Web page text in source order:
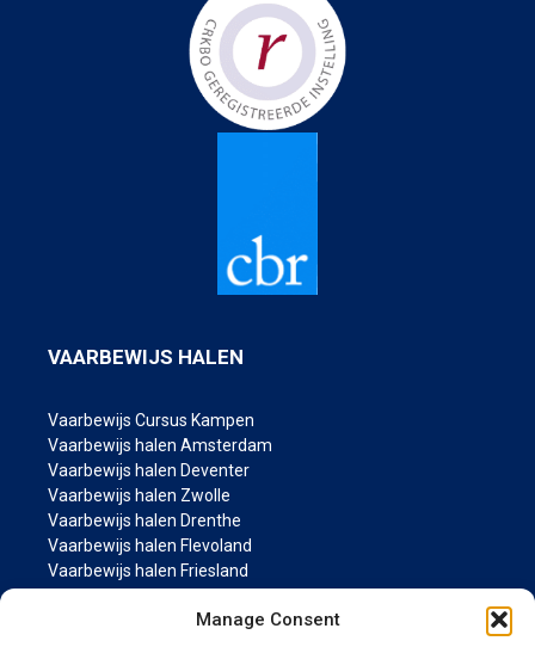
Manage Consent
VAARBEWIJS HALEN
Vaarbewijs Cursus Kampen
Vaarbewijs halen Amsterdam
Vaarbewijs halen Deventer
Vaarbewijs halen Zwolle
Vaarbewijs halen Drenthe
Vaarbewijs halen Flevoland
Vaarbewijs halen Friesland
Vaarbewijs halen Gelderland